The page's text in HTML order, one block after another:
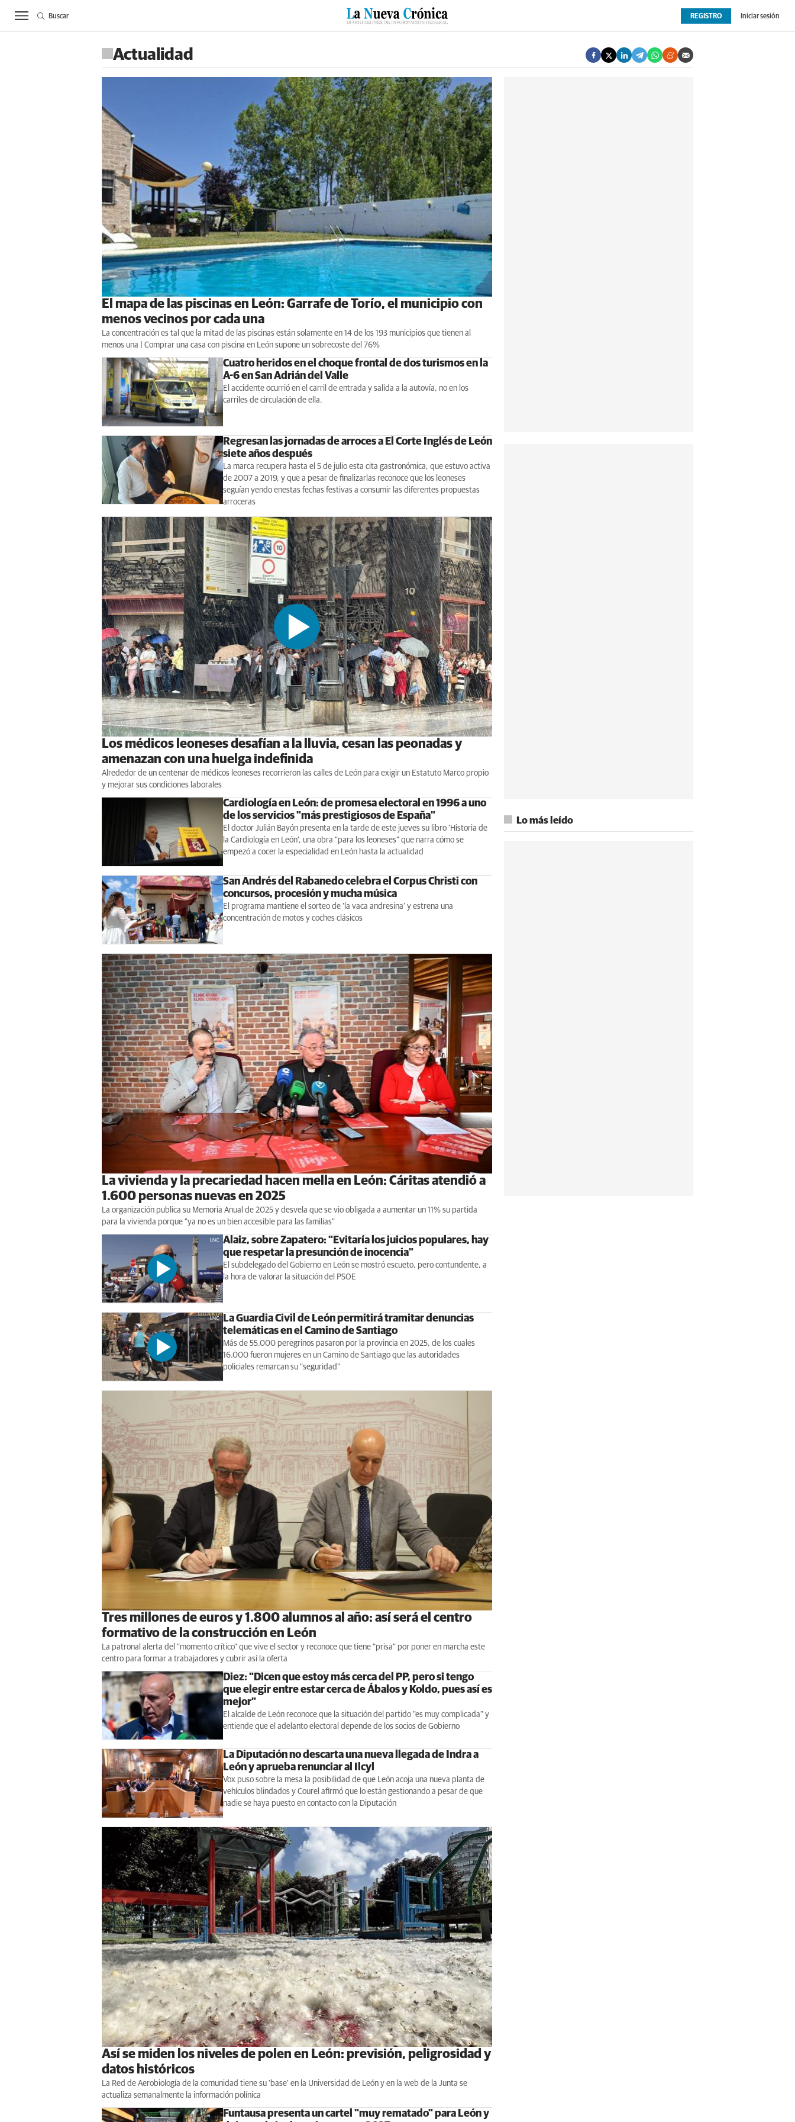
ACTUALIDAD BIERZO SUCESOS CULTURAS ESPECIALES DEPORTES OPINIÓN EXTRAS
REGISTRO Iniciar sesión
Buscar
Actualidad
El mapa de las piscinas en León: Garrafe de Torío, el municipio con
menos vecinos por cada una
La concentración es tal que la mitad de las piscinas están solamente en 14 de los 193 municipios que tienen al
menos una | Comprar una casa con piscina en León supone un sobrecoste del 76%
Cuatro heridos en el choque frontal de dos turismos en la
A-6 en San Adrián del Valle
El accidente ocurrió en el carril de entrada y salida a la autovía, no en los
carriles de circulación de ella.
Regresan las jornadas de arroces a El Corte Inglés de León
siete años después
La marca recupera hasta el 5 de julio esta cita gastronómica, que estuvo activa
de 2007 a 2019, y que a pesar de finalizarlas reconoce que los leoneses
seguían yendo enestas fechas festivas a consumir las diferentes propuestas
arroceras
Los médicos leoneses desafían a la lluvia, cesan las peonadas y
amenazan con una huelga indefinida
Alrededor de un centenar de médicos leoneses recorrieron las calles de León para exigir un Estatuto Marco propio
y mejorar sus condiciones laborales
Cardiología en León: de promesa electoral en 1996 a uno
de los servicios "más prestigiosos de España"
El doctor Julián Bayón presenta en la tarde de este jueves su libro 'Historia de
la Cardiología en León', una obra "para los leoneses" que narra cómo se
empezó a cocer la especialidad en León hasta la actualidad
San Andrés del Rabanedo celebra el Corpus Christi con
concursos, procesión y mucha música
El programa mantiene el sorteo de ‘la vaca andresina’ y estrena una
concentración de motos y coches clásicos
La vivienda y la precariedad hacen mella en León: Cáritas atendió a
1.600 personas nuevas en 2025
La organización publica su Memoria Anual de 2025 y desvela que se vio obligada a aumentar un 11% su partida
para la vivienda porque "ya no es un bien accesible para las familias"
Alaiz, sobre Zapatero: "Evitaría los juicios populares, hay
que respetar la presunción de inocencia"
El subdelegado del Gobierno en León se mostró escueto, pero contundente, a
la hora de valorar la situación del PSOE
La Guardia Civil de León permitirá tramitar denuncias
telemáticas en el Camino de Santiago
Más de 55.000 peregrinos pasaron por la provincia en 2025, de los cuales
16.000 fueron mujeres en un Camino de Santiago que las autoridades
policiales remarcan su "seguridad"
Tres millones de euros y 1.800 alumnos al año: así será el centro
formativo de la construcción en León
La patronal alerta del "momento crítico" que vive el sector y reconoce que tiene "prisa" por poner en marcha este
centro para formar a trabajadores y cubrir así la oferta
Diez: "Dicen que estoy más cerca del PP, pero si tengo
que elegir entre estar cerca de Ábalos y Koldo, pues así es
mejor”
El alcalde de León reconoce que la situación del partido "es muy complicada" y
entiende que el adelanto electoral depende de los socios de Gobierno
La Diputación no descarta una nueva llegada de Indra a
León y aprueba renunciar al Ilcyl
Vox puso sobre la mesa la posibilidad de que León acoja una nueva planta de
vehículos blindados y Courel afirmó que lo están gestionando a pesar de que
nadie se haya puesto en contacto con la Diputación
Así se miden los niveles de polen en León: previsión, peligrosidad y
datos históricos
La Red de Aerobiología de la comunidad tiene su 'base' en la Universidad de León y en la web de la Junta se
actualiza semanalmente la información polínica
Funtausa presenta un cartel "muy rematado" para León y
Lo más leído